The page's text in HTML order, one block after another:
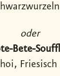
oder
Bete-